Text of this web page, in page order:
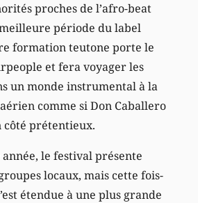
proches de l’afro-beat
période du label
formation teutone porte le
et fera voyager les
un monde instrumental à la
comme si Don Caballero
côté prétentieux.
année, le festival présente
locaux, mais cette fois-
étendue à une plus grande